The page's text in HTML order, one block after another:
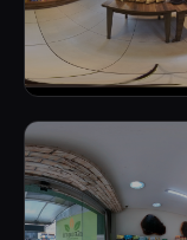
PANIFICADORA